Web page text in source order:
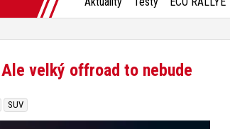
velký offroad to nebude
SUV